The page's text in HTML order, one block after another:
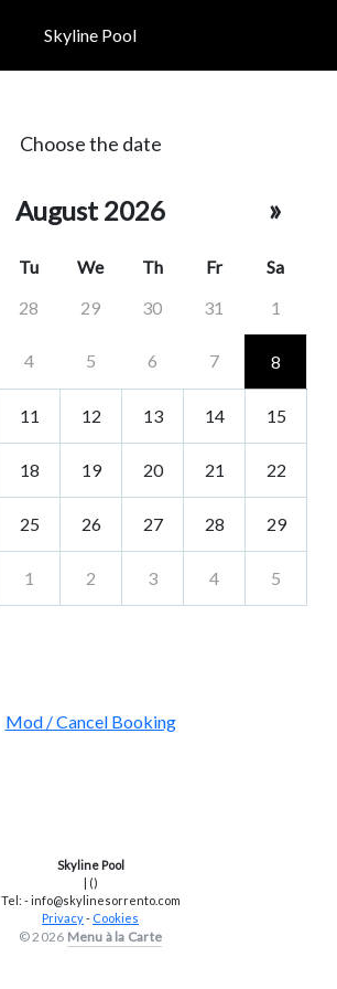
Skyline Pool
Choose the date
August 2026 »
Tu We Th Fr
Sa
28 29 30 31 1
4 5 6 7 8
11 12 13 14 15
18 19 20 21 22
25 26 27 28 29
1 2 3 4 5
Mod / Cancel Booking
Skyline Pool
| ()
Tel: - info@skylinesorrento.com
Privacy- Cookies
© 2026 Menu à la Carte